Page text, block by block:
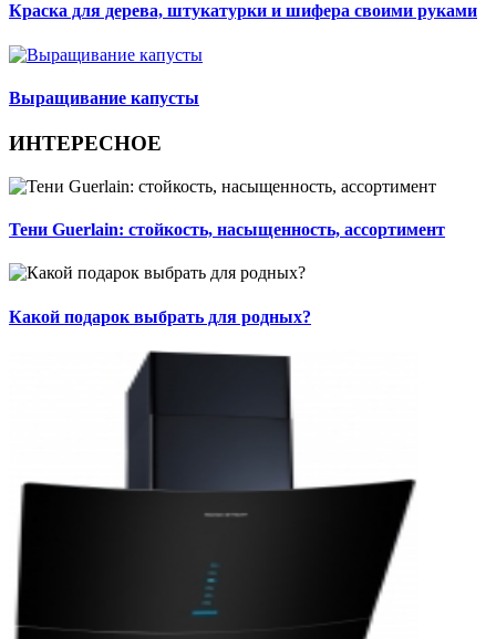
Краска для дерева, штукатурки и шифера своими руками
Выращивание капусты
ИНТЕРЕСНОЕ
Тени Guerlain: стойкость, насыщенность, ассортимент
Какой подарок выбрать для родных?